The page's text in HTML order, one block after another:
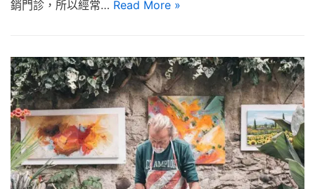
銷門診，所以經常… Read More »